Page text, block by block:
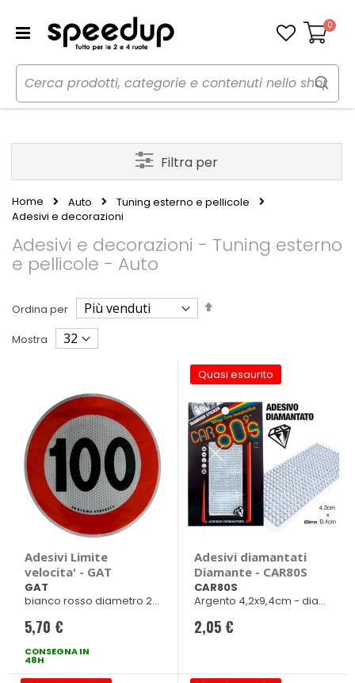
Carrello
0
Home Auto
Tuning esterno e pellicole
Adesivi e decorazioni
Adesivi e decorazioni - Tuning esterno
e pellicole - Auto
Ordina per
Imposta
Mostra
Adesivi Limite
velocita' - GAT
GAT
bianco rosso diametro 20
5,70 €
CONSEGNA IN
48H
Quasi esaurito
Adesivi diamantati
Diamante - CAR80S
CAR80S
Argento 4,2x9,4cm - diam.
2,05 €
Filtra per